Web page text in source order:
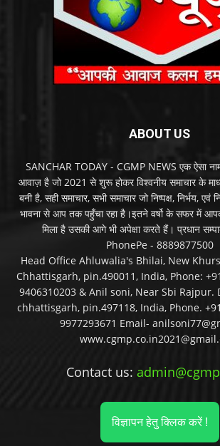
ABOUT US
SANCHAR TODAY - CGMP NEWS एक ऐसा
आवाज़ है जो 2021 से शुरू होकर विश्वनीय समाचार के
बनी है, सही समाचार, सभी समाचार जो निष्पक्ष, निर्भय, एवं
भावना से आप तक पहुँचा रहा है।इतने वर्षो के सफर में
मिला है उसकी आगे भी अपेक्षा करते हैं। प्रधान
PhonePe - 8889877500
Head Office Ahluwalia's Bhilai, New
Chhattisgarh, pin.490011, India, Phone:
9406310203 & Anil soni, Near Sbi Rajpur.
chhattisgarh, pin.497118, India, Phone.
9977293671 Email-
Contact us:
विज्ञापन हेतु क्लिक करें !